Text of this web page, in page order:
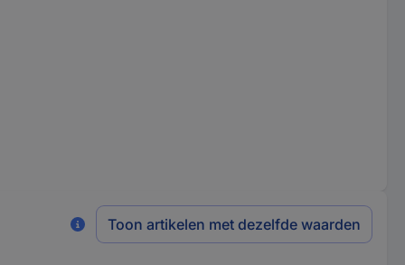
Toon artikelen met dezelfde waarden